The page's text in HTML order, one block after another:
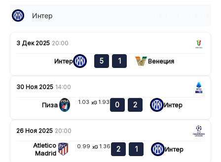
Интер
3 Дек 2025 20:00
Интер 5 1 Венеция
30 Ноя 2025 14:00
Пиза 1.03 xG 1.93 0 2 Интер
26 Ноя 2025 20:00
Atletico
Madrid
0.99 xG 1.36 2 1 Интер